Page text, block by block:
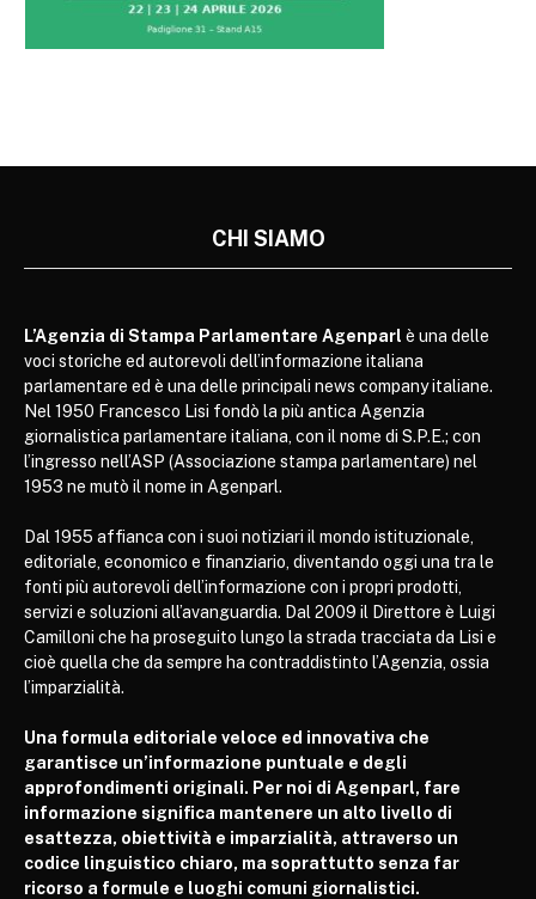
CHI SIAMO
L’Agenzia di Stampa Parlamentare Agenparl è una delle
voci storiche ed autorevoli dell’informazione italiana
parlamentare ed è una delle principali news company italiane.
Nel 1950 Francesco Lisi fondò la più antica Agenzia
giornalistica parlamentare italiana, con il nome di S.P.E.; con
l’ingresso nell’ASP (Associazione stampa parlamentare) nel
1953 ne mutò il nome in Agenparl.
Dal 1955 affianca con i suoi notiziari il mondo istituzionale,
editoriale, economico e finanziario, diventando oggi una tra le
fonti più autorevoli dell’informazione con i propri prodotti,
servizi e soluzioni all’avanguardia. Dal 2009 il Direttore è Luigi
Camilloni che ha proseguito lungo la strada tracciata da Lisi e
cioè quella che da sempre ha contraddistinto l’Agenzia, ossia
l’imparzialità.
Una formula editoriale veloce ed innovativa che
garantisce un’informazione puntuale e degli
approfondimenti originali. Per noi di Agenparl, fare
informazione significa mantenere un alto livello di
esattezza, obiettività e imparzialità, attraverso un
codice linguistico chiaro, ma soprattutto senza far
ricorso a formule e luoghi comuni giornalistici.